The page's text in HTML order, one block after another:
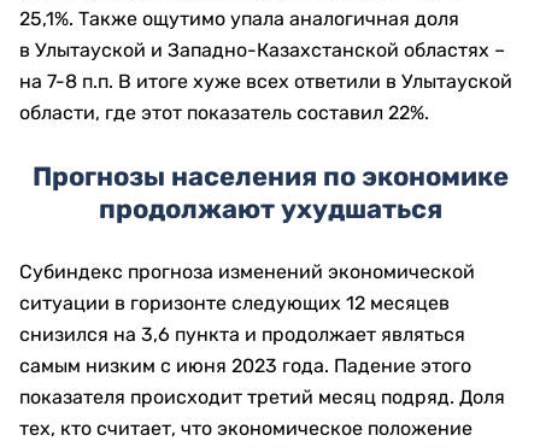
25,1%. Также ощутимо упала аналогичная доля
в Улытауской и Западно-Казахстанской областях –
на 7-8 п.п. В итоге хуже всех ответили в Улытауской
области, где этот показатель составил 22%.
Прогнозы населения по экономике
продолжают ухудшаться
Субиндекс прогноза изменений экономической
ситуации в горизонте следующих 12 месяцев
снизился на 3,6 пункта и продолжает являться
самым низким с июня 2023 года. Падение этого
показателя происходит третий месяц подряд. Доля
тех, кто считает, что экономическое положение